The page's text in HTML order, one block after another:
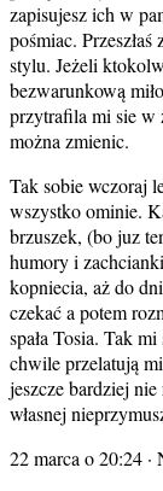
zapisujesz ich w
pośmiac.
stylu. Jeżeli
bezwarunkową
przytrafila mi sie w
można zmienic.
Tak sobie wczoraj
wszystko ominie.
brzuszek, (bo juz
humory i
kopniecia, aż do
czekać a potem
spała Tosia. Tak
chwile przelatują
jeszcze bardziej
własnej
22 marca o 20:24 ·